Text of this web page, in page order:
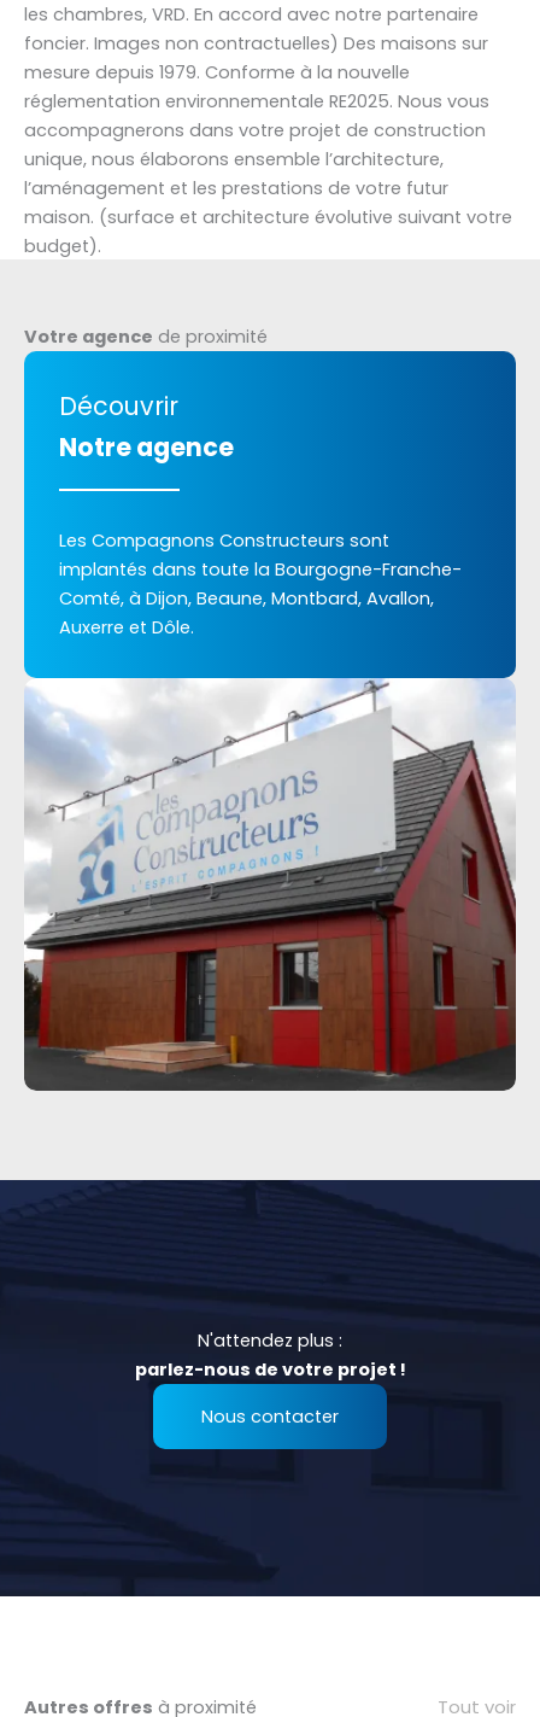
les chambres, VRD. En accord avec notre partenaire
foncier. Images non contractuelles) Des maisons sur
mesure depuis 1979. Conforme à la nouvelle
réglementation environnementale RE2025. Nous vous
accompagnerons dans votre projet de construction
unique, nous élaborons ensemble l’architecture,
l’aménagement et les prestations de votre futur
maison. (surface et architecture évolutive suivant votre
budget).
Votre agence de proximité
Découvrir
Notre agence
Les Compagnons Constructeurs sont
implantés dans toute la Bourgogne-Franche-
Comté, à Dijon, Beaune, Montbard, Avallon,
Auxerre et Dôle.
N'attendez plus :
parlez-nous de votre projet !
Nous contacter
Autres offres à proximité Tout voir